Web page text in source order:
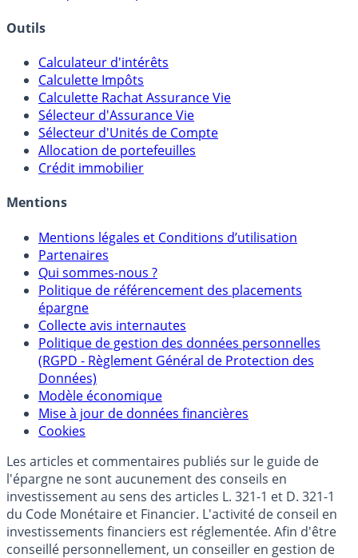
Banques & Comptes rémunérés
Outils
Calculateur d'intérêts
Calculette Impôts
Calculette Rachat Assurance Vie
Sélecteur d'Assurance Vie
Sélecteur d'Unités de Compte
Crédit immobilier
Mentions
Mentions légales et Conditions d’utilisation
Partenaires
Qui sommes-nous ?
Politique de référencement des placements
épargne
Collecte avis internautes
Politique de gestion des données personnelles
(RGPD - Règlement Général de Protection des
Données)
Modèle économique
Cookies
Les articles et commentaires publiés sur le guide de
l'épargne ne sont aucunement des conseils en
investissement au sens des articles L. 321-1 et D. 321-1
du Code Monétaire et Financier. L'activité de conseil en